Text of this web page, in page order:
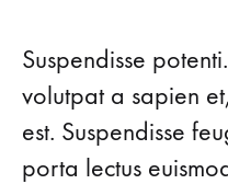
Suspendisse
volutpat a sapien
est. Suspendisse
porta lectus